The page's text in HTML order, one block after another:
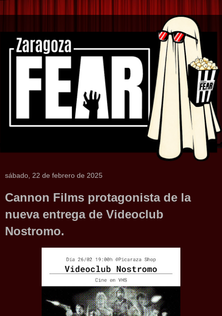
sábado, 22 de febrero de 2025
Cannon Films protagonista de la
nueva entrega de Videoclub
Nostromo.